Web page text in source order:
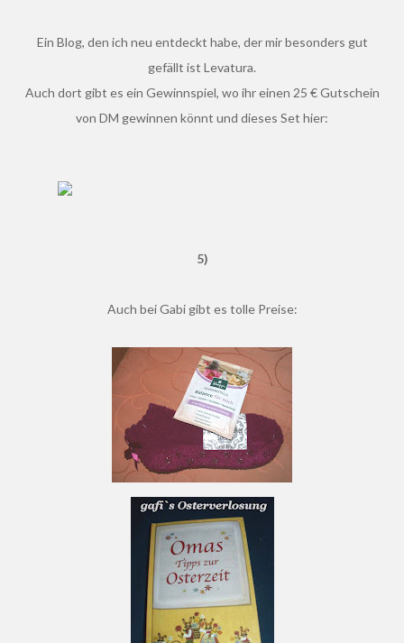
Ein Blog, den ich neu entdeckt habe, der mir besonders gut
gefällt ist Levatura.
Auch dort gibt es ein Gewinnspiel, wo ihr einen 25 € Gutschein
von DM gewinnen könnt und dieses Set hier:
5)
Auch bei Gabi gibt es tolle Preise: